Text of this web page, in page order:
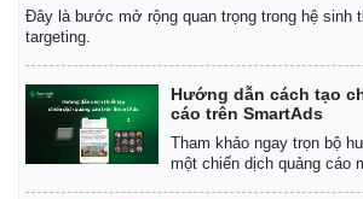
Đây là bước mở rộng quan trọng trong hệ sinh
targeting.
Hướng dẫn cách tạo
cáo trên SmartAds
Tham khảo ngay trọn bộ
một chiến dịch quảng cáo